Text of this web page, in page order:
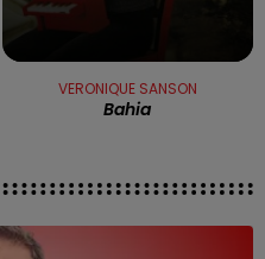
VERONIQUE SANSON
Bahia